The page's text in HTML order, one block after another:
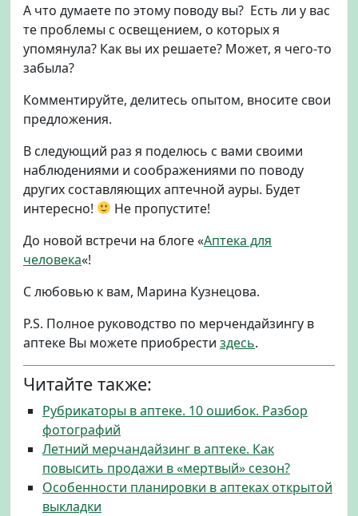
А что думаете по этому поводу вы? Есть ли у вас
те проблемы с освещением, о которых я
упомянула? Как вы их решаете? Может, я чего-то
забыла?
Комментируйте, делитесь опытом, вносите свои
предложения.
В следующий раз я поделюсь с вами своими
наблюдениями и соображениями по поводу
других составляющих аптечной ауры. Будет
интересно!
Не пропустите!
До новой встречи на блоге «Аптека для
человека«!
С любовью к вам, Марина Кузнецова.
P.S. Полное руководство по мерчендайзингу в
аптеке Вы можете приобрести здесь.
Читайте также:
Рубрикаторы в аптеке. 10 ошибок. Разбор
фотографий
Летний мерчандайзинг в аптеке. Как
повысить продажи в «мертвый» сезон?
Особенности планировки в аптеках открытой
выкладки